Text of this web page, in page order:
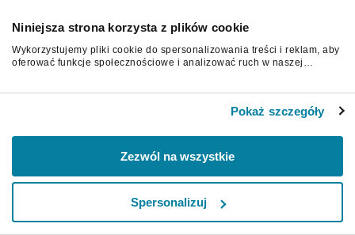
Niniejsza strona korzysta z plików cookie
Wykorzystujemy pliki cookie do spersonalizowania treści i reklam, aby
oferować funkcje społecznościowe i analizować ruch w naszej
otrzymanymi od Ciebie lub uzyskanymi podczas korzystania z ich
Pokaż szczegóły
Zezwól na wszystkie
Spersonalizuj
Aby kontynuować, odśwież stronę.
Odśwież